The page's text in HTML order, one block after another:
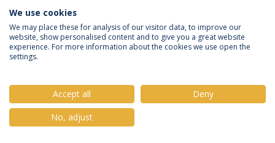
Política de Privacidade
Termos e Condições
Direitos do Titular dos Dados
© 2026 Universidade Católica Portuguesa
We use cookies
We may place these for analysis of our visitor data, to improve our
website, show personalised content and to give you a great website
experience. For more information about the cookies we use open the
settings.
Accept all
Deny
No, adjust